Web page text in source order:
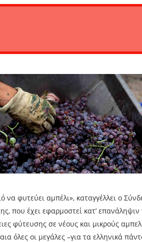
φυτεύει αμπέλι», καταγγέλλει ο
που έχει εφαρμοστεί κατ’ επανάληψιν
φύτευσης σε νέους και μικρούς
όλες οι μεγάλες –για τα ελληνικά